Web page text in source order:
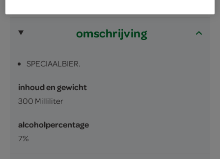
omschrijving
SPECIAALBIER.
inhoud en gewicht
300 Milliliter
alcoholpercentage
7%